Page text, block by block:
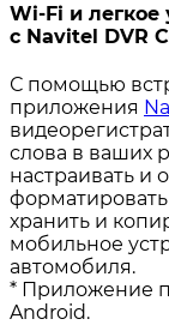
Wi-Fi и легкое
с Navitel DVR
С помощью
приложения
слова в ваших
настраивать и
форматировать
хранить и
мобильное
автомобиля.
* Приложение
Android.